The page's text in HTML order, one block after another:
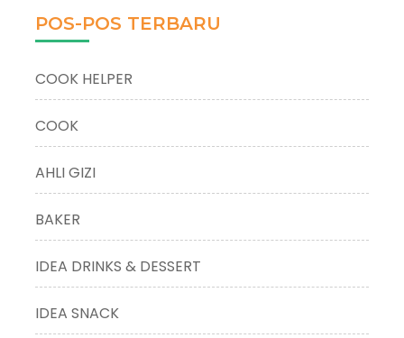
POS-POS TERBARU
COOK HELPER
COOK
AHLI GIZI
BAKER
IDEA DRINKS & DESSERT
IDEA SNACK